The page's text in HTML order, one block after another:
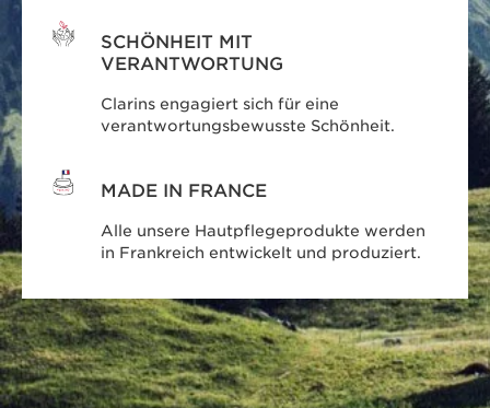
SCHÖNHEIT MIT
VERANTWORTUNG
Clarins engagiert sich für eine
verantwortungsbewusste Schönheit.
MADE IN FRANCE
Alle unsere Hautpflegeprodukte werden
in Frankreich entwickelt und produziert.